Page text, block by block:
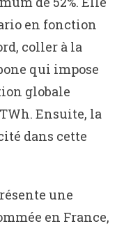
en fonction
coller à la
qui impose
globale
TWh. Ensuite, la
dans cette
une
en France,